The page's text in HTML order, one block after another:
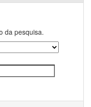
da pesquisa.